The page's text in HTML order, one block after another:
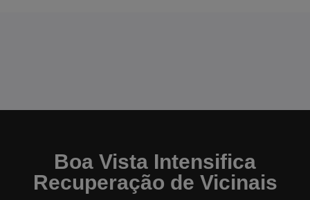
Boa Vista Intensifica
Recuperação de Vicinais